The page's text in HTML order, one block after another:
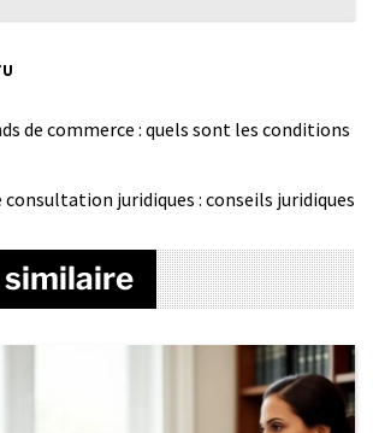
de commerce : quels sont les conditions
consultation juridiques : conseils juridiques